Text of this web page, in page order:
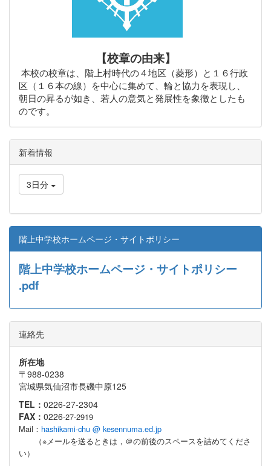
【校章の由来】
本校の校章は、階上村時代の４地区（菱形）と１６行政
区（１６本の線）を中心に集めて、輪と協力を表現し、
朝日の昇るが如き、若人の意気と発展性を象徴としたも
のです。
新着情報
3日分
階上中学校ホームページ・サイトポリシー
階上中学校ホームページ・サイトポリシー
.pdf
連絡先
所在地
〒988-0238
宮城県気仙沼市長磯中原125
TEL： 0226-27-2304
FAX： 0226-27-2919
Mail： hashikami-chu @ kesennuma.ed.jp
（※メールを送るときは，＠の前後のスペースを詰めてくださ
い）